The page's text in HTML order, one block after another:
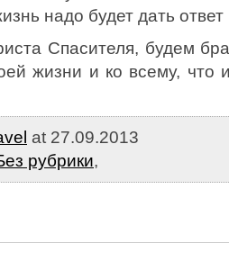
надо будет дать
Спасителя, будем
жизни и ко всему, что
at 27.09.2013
рубрики,